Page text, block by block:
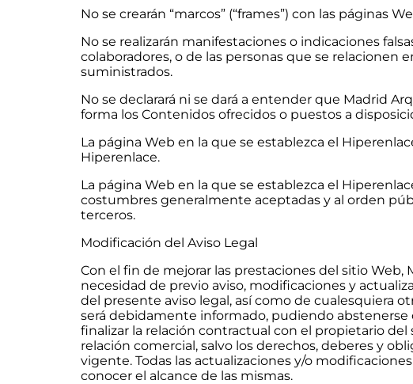
No se crearán “marcos” (“frames”) con las páginas
No se realizarán manifestaciones o indicaciones
colaboradores, o de las personas que se relacionen
suministrados.
No se declarará ni se dará a entender que Madrid
forma los Contenidos ofrecidos o puestos a
La página Web en la que se establezca el
Hiperenlace.
La página Web en la que se establezca el
costumbres generalmente aceptadas y al orden
terceros.
Modificación del Aviso Legal
Con el fin de mejorar las prestaciones del sitio
necesidad de previo aviso, modificaciones y
del presente aviso legal, así como de cualesquiera
será debidamente informado, pudiendo
finalizar la relación contractual con el propietario
relación comercial, salvo los derechos, deberes y
vigente. Todas las actualizaciones y/o
conocer el alcance de las mismas.